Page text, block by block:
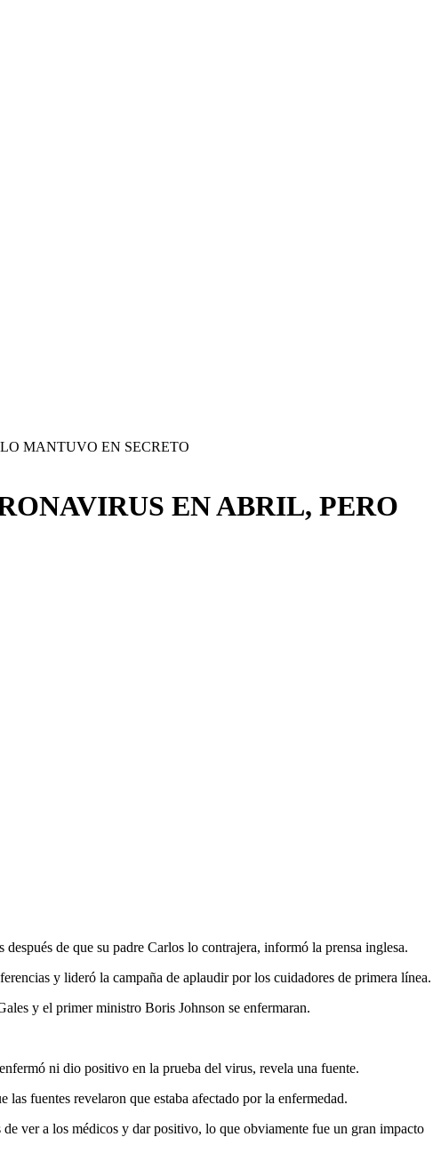
MANTUVO EN SECRETO
EN ABRIL, PERO
de que su padre Carlos lo contrajera, informó la prensa inglesa.
y lideró la campaña de aplaudir por los cuidadores de primera línea.
y el primer ministro Boris Johnson se enfermaran.
ni dio positivo en la prueba del virus, revela una fuente.
fuentes revelaron que estaba afectado por la enfermedad.
de ver a los médicos y dar positivo, lo que obviamente fue un gran impacto